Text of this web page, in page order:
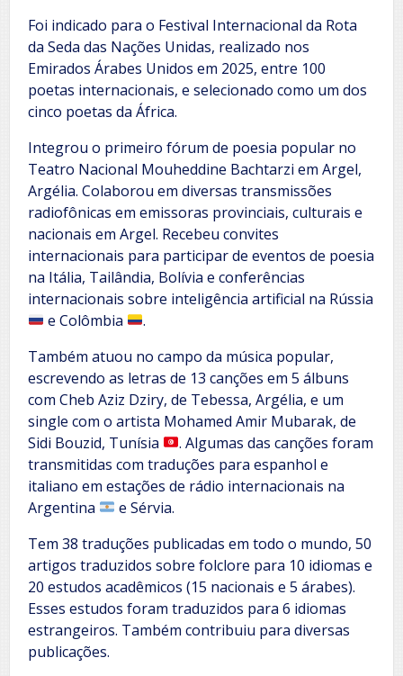
Foi indicado para o Festival Internacional da Rota
da Seda das Nações Unidas, realizado nos
Emirados Árabes Unidos em 2025, entre 100
poetas internacionais, e selecionado como um dos
cinco poetas da África.
Integrou o primeiro fórum de poesia popular no
Teatro Nacional Mouheddine Bachtarzi em Argel,
Argélia. Colaborou em diversas transmissões
radiofônicas em emissoras provinciais, culturais e
nacionais em Argel. Recebeu convites
internacionais para participar de eventos de poesia
na Itália, Tailândia, Bolívia e conferências
internacionais sobre inteligência artificial na Rússia
e Colômbia
.
Também atuou no campo da música popular,
escrevendo as letras de 13 canções em 5 álbuns
com Cheb Aziz Dziry, de Tebessa, Argélia, e um
single com o artista Mohamed Amir Mubarak, de
Sidi Bouzid, Tunísia
. Algumas das canções foram
transmitidas com traduções para espanhol e
italiano em estações de rádio internacionais na
Argentina
e Sérvia.
Tem 38 traduções publicadas em todo o mundo, 50
artigos traduzidos sobre folclore para 10 idiomas e
20 estudos acadêmicos (15 nacionais e 5 árabes).
Esses estudos foram traduzidos para 6 idiomas
estrangeiros. Também contribuiu para diversas
publicações.